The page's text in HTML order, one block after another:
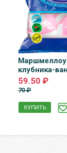
клубника-
59.50 ₽
70 ₽
КУПИТЬ